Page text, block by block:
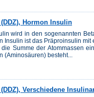
Hormon Insulin
wird in den sogenannten
Insulin ist das Präproinsulin
Summe der Atommassen
(Aminosäuren) besteht...
Verschiedene